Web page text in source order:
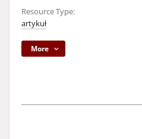
Resource Type:
artykuł
More